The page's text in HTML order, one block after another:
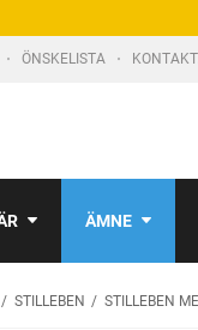
ÖNSKELISTA
ÄMNE
STILLEBEN STILLEBEN